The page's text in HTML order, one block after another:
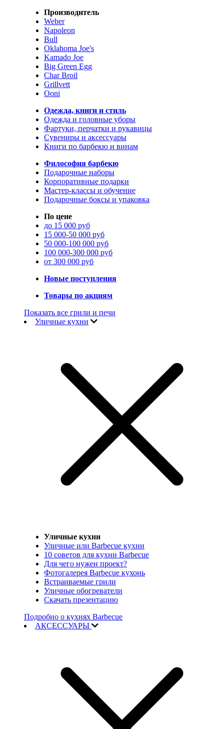
Производитель
Weber
Napoleon
Bull
Oklahoma Joe's
Kamado Joe
Big Green Egg
Char Broil
Grillvett
Ooni
Одежда, книги и стиль
Одежда и головные уборы
Фартуки, перчатки и рукавицы
Сувениры и аксессуары
Книги по барбекю и винам
Философия барбекю
Подарочные наборы
Корпоративные подарки
Мастер-классы и обучение
Подарочные боксы и упаковка
По цене
до 15 000 руб
15 000-50 000 руб
50 000-100 000 руб
100 000-300 000 руб
от 300 000 руб
Новые поступления
Товары по акциям
Показать все грили и печи
Уличные кухни
Уличные кухни
Уличные или Barbecue кухни
10 советов для кухни Barbecue
Для чего нужен проект?
Фотогалерея Barbecue кухонь
Встраиваемые грили
Уличные обогреватели
Скачать презентацию
Подробно о кухнях Barbecue
АКСЕССУАРЫ